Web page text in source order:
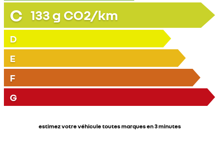
C 133 g CO2/km
D
E
F
G
estimez votre véhicule toutes marques en 3 minutes